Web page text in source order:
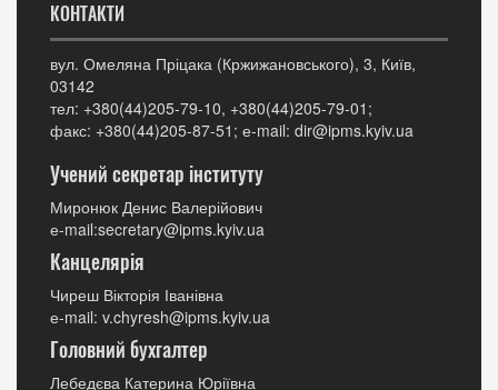
КОНТАКТИ
вул. Омеляна Пріцака (Кржижановського), 3, Київ,
03142
тел: +380(44)205-79-10, +380(44)205-79-01;
факс: +380(44)205-87-51; е-mail: dir@ipms.kyiv.ua
Учений секретар інституту
Миронюк Денис Валерійович
е-mail:secretary@ipms.kyiv.ua
Канцелярія
Чиреш Вікторія Іванівна
е-mail: v.chyresh@ipms.kyiv.ua
Головний бухгалтер
Лебедєва Катерина Юріївна